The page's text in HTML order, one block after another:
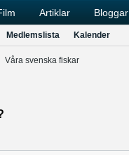
Artiklar Bloggar
Medlemslista Kalender
Våra svenska fiskar